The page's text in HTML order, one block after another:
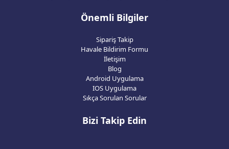
Önemli Bilgiler
Sipariş Takip
Havale Bildirim Formu
İletişim
Blog
Android Uygulama
IOS Uygulama
Sıkça Sorulan Sorular
Bizi Takip Edin